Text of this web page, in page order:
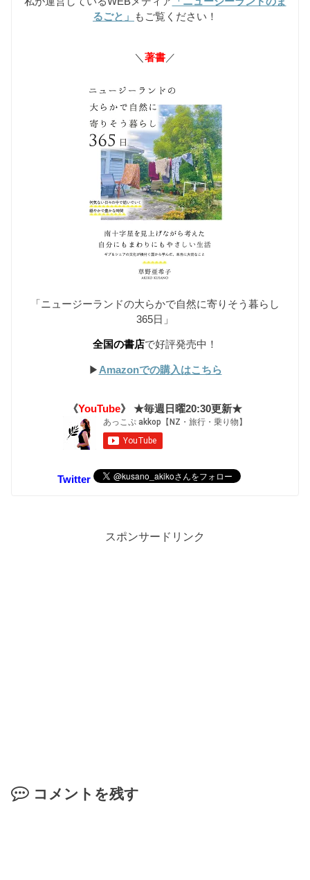
るごと」
もご覧ください！
＼ 著書／
「ニュージーランドの大らかで自然に寄りそう暮らし
365日」
全国の書店で好評発売中！
▶︎ Amazonでの購入はこちら
《YouTube》 ★毎週日曜20:30更新★
Twitter
スポンサードリンク
コメントを残す